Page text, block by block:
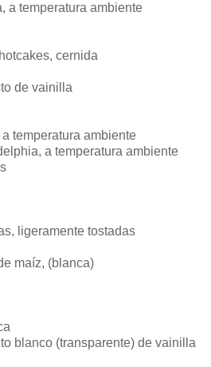
a temperatura ambiente
cernida
de vainilla
temperatura ambiente
a temperatura ambiente
ligeramente tostadas
maíz, (blanca)
blanco (transparente) de vainilla